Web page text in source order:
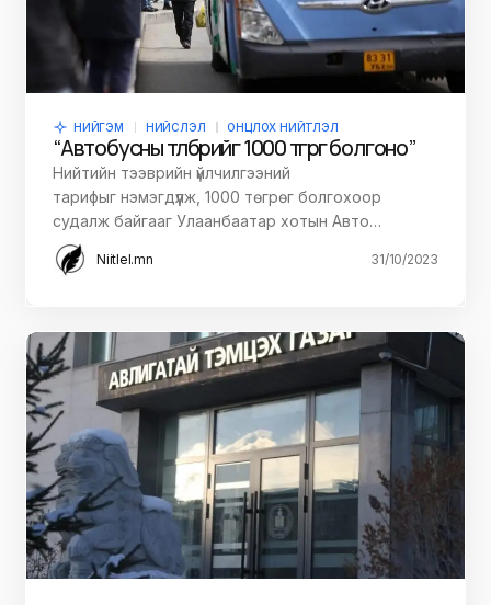
НИЙГЭМ НИЙСЛЭЛ ОНЦЛОХ НИЙТЛЭЛ
“Автобусны төлбөрийг 1000 төгрөг болгоно”
Нийтийн тээврийн үйлчилгээний
тарифыг нэмэгдүүлж, 1000 төгрөг болгохоор
судалж байгааг Улаанбаатар хотын Авто…
Niitlel.mn 31/10/2023